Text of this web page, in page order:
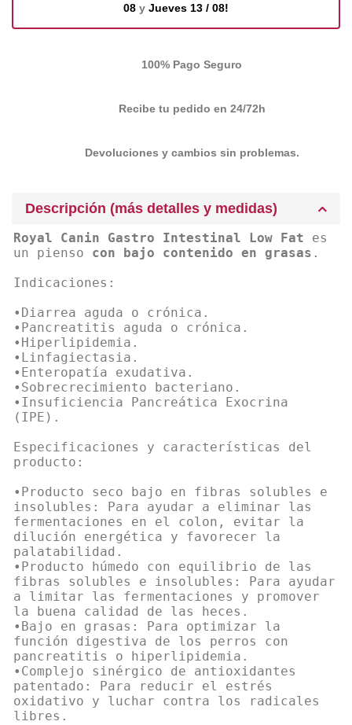
08 y Jueves 13 / 08!
100% Pago Seguro
Recibe tu pedido en 24/72h
Devoluciones y cambios sin problemas.
Descripción (más detalles y medidas)
Royal Canin Gastro Intestinal Low Fat es
un pienso con bajo contenido en grasas .
Indicaciones:
•Diarrea aguda o crónica.
•Pancreatitis aguda o crónica.
•Hiperlipidemia.
•Linfagiectasia.
•Enteropatía exudativa.
•Sobrecrecimiento bacteriano.
•Insuficiencia Pancreática Exocrina
(IPE).
Especificaciones y características del
producto:
•Producto seco bajo en fibras solubles e
insolubles: Para ayudar a eliminar las
fermentaciones en el colon, evitar la
dilución energética y favorecer la
palatabilidad.
•Producto húmedo con equilibrio de las
fibras solubles e insolubles: Para ayudar
a limitar las fermentaciones y promover
la buena calidad de las heces.
•Bajo en grasas: Para optimizar la
función digestiva de los perros con
pancreatitis o hiperlipidemia.
•Complejo sinérgico de antioxidantes
patentado: Para reducir el estrés
oxidativo y luchar contra los radicales
libres.